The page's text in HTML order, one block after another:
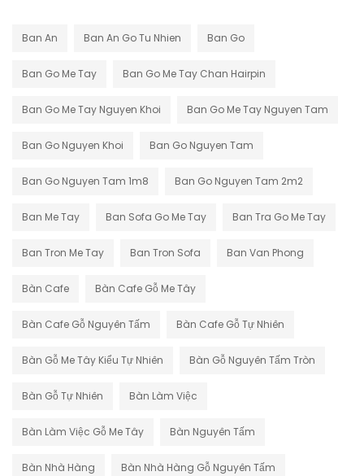
Ban An Ban An Go Tu Nhien Ban Go
Ban Go Me Tay Ban Go Me Tay Chan Hairpin
Ban Go Me Tay Nguyen Khoi Ban Go Me Tay Nguyen Tam
Ban Go Nguyen Khoi Ban Go Nguyen Tam
Ban Go Nguyen Tam 1m8 Ban Go Nguyen Tam 2m2
Ban Me Tay Ban Sofa Go Me Tay Ban Tra Go Me Tay
Ban Tron Me Tay Ban Tron Sofa Ban Van Phong
Bàn Cafe Bàn Cafe Gỗ Me Tây
Bàn Cafe Gỗ Nguyên Tấm Bàn Cafe Gỗ Tự Nhiên
Bàn Gỗ Me Tây Kiểu Tự Nhiên Bàn Gỗ Nguyên Tấm Tròn
Bàn Gỗ Tự Nhiên Bàn Làm Việc
Bàn Làm Việc Gỗ Me Tây Bàn Nguyên Tấm
Bàn Nhà Hàng Bàn Nhà Hàng Gỗ Nguyên Tấm